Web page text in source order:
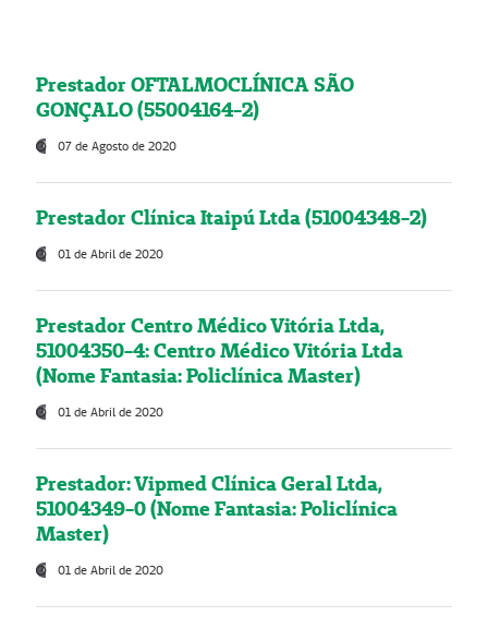
Prestador OFTALMOCLÍNICA SÃO
GONÇALO (55004164-2)
07 de Agosto de 2020
Prestador Clínica Itaipú Ltda (51004348-2)
01 de Abril de 2020
Prestador Centro Médico Vitória Ltda,
51004350-4: Centro Médico Vitória Ltda
(Nome Fantasia: Policlínica Master)
01 de Abril de 2020
Prestador: Vipmed Clínica Geral Ltda,
51004349-0 (Nome Fantasia: Policlínica
Master)
01 de Abril de 2020